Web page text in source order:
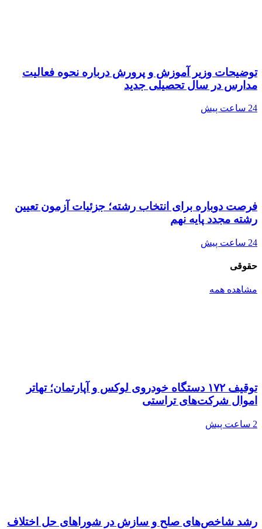
توضیحات وزیر آموزش و پرورش درباره نحوه فعالیت
مدارس در سال تحصیلی جدید
24 ساعت پیش
فرصت دوباره برای انتخاب رشته؛ جزئیات آزمون تعیین
رشته مجدد پایه نهم
24 ساعت پیش
حقوقی
مشاهده همه
توقیف ۱۷۲ دستگاه خودروی لوکس و آپارتمان؛ تهاتر
اموال شرکت‌های تراستی
2 ساعت پیش
رشد شاخص‌های صلح و سازش در شوراهای حل اختلاف